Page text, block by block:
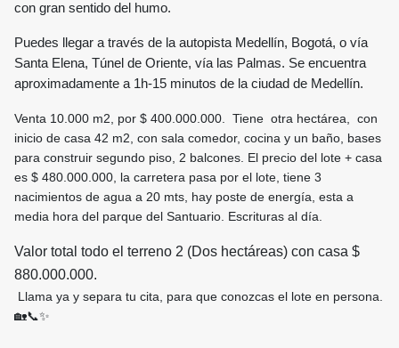
con gran sentido del humo.
Puedes llegar a través de la autopista Medellín, Bogotá, o vía
Santa Elena, Túnel de Oriente, vía las Palmas. Se encuentra
aproximadamente a 1h-15 minutos de la ciudad de Medellín.
Venta 10.000 m2, por $ 400.000.000. Tiene otra hectárea, con
inicio de casa 42 m2, con sala comedor, cocina y un baño, bases
para construir segundo piso, 2 balcones. El precio del lote + casa
es $ 480.000.000, la carretera pasa por el lote, tiene 3
nacimientos de agua a 20 mts, hay poste de energía, esta a
media hora del parque del Santuario. Escrituras al día.
Valor total todo el terreno 2 (Dos hectáreas) con casa $
880.000.000.
Llama ya y separa tu cita, para que conozcas el lote en persona.
🏡📞✨